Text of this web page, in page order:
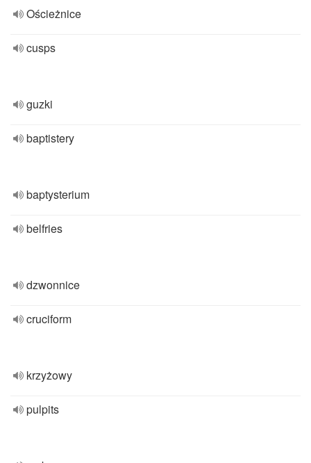
Ościeżnice
cusps
guzki
baptistery
baptysterium
belfries
dzwonnice
cruciform
krzyżowy
pulpits